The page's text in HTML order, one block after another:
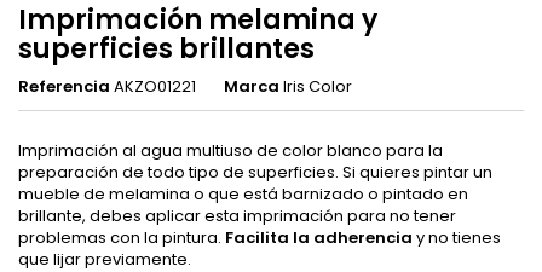
Imprimación melamina y
superficies brillantes
Referencia AKZO01221 Marca Iris Color
Imprimación al agua multiuso de color blanco para la
preparación de todo tipo de superficies. Si quieres pintar un
mueble de melamina o que está barnizado o pintado en
brillante, debes aplicar esta imprimación para no tener
problemas con la pintura. Facilita la adherencia y no tienes
que lijar previamente.